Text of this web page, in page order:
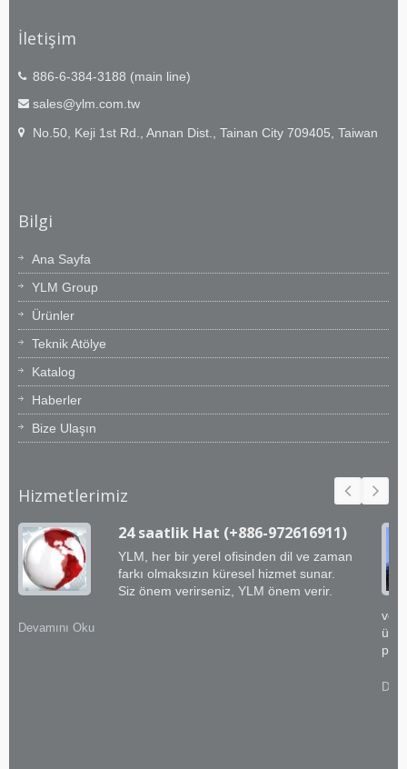
İletişim
886-6-384-3188 (main line)
sales@ylm.com.tw
No.50, Keji 1st Rd., Annan Dist., Tainan City 709405, Taiwan
Bilgi
Ana Sayfa
YLM Group
Ürünler
Teknik Atölye
Katalog
Haberler
Bize Ulaşın
Hizmetlerimiz
24 saatlik Hat (+886-972616911)
YLM, her bir yerel ofisinden dil ve zaman
farkı olmaksızın küresel hizmet sunar.
Siz önem verirseniz, YLM önem verir.
Devamını Oku
ve